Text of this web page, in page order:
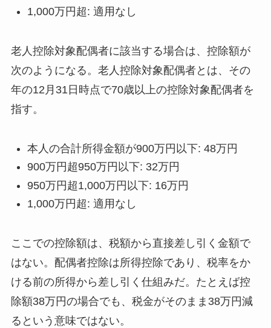
1,000万円超: 適用なし
老人控除対象配偶者に該当する場合は、控除額が
次のようになる。老人控除対象配偶者とは、その
年の12月31日時点で70歳以上の控除対象配偶者を
指す。
本人の合計所得金額が900万円以下: 48万円
900万円超950万円以下: 32万円
950万円超1,000万円以下: 16万円
1,000万円超: 適用なし
ここでの控除額は、税額から直接差し引く金額で
はない。配偶者控除は所得控除であり、税率をか
ける前の所得から差し引く仕組みだ。たとえば控
除額38万円の場合でも、税金がそのまま38万円減
るという意味ではない。